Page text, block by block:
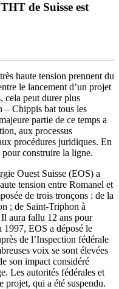
de Suisse est
haute tension prennent du
le lancement d’un projet
cela peut durer plus
– Chippis bat tous les
partie de ce temps a
aux processus
procédures juridiques. En
pour construire la ligne.
Ouest Suisse (EOS) a
tension entre Romanel et
de trois tronçons : de la
; de Saint-Triphon à
aura fallu 12 ans pour
1997, EOS a déposé le
de l’Inspection fédérale
voix se sont élevées
son impact considéré
Les autorités fédérales et
projet, qui a été suspendu.